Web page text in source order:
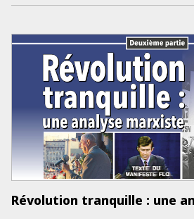
Révolution tranquille : une